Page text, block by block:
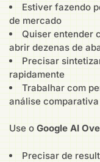
Estiver fazendo
de mercado
Quiser entender
abrir dezenas de
Precisar
rapidamente
Trabalhar com
análise comparativa
Use o Google AI
Precisar de